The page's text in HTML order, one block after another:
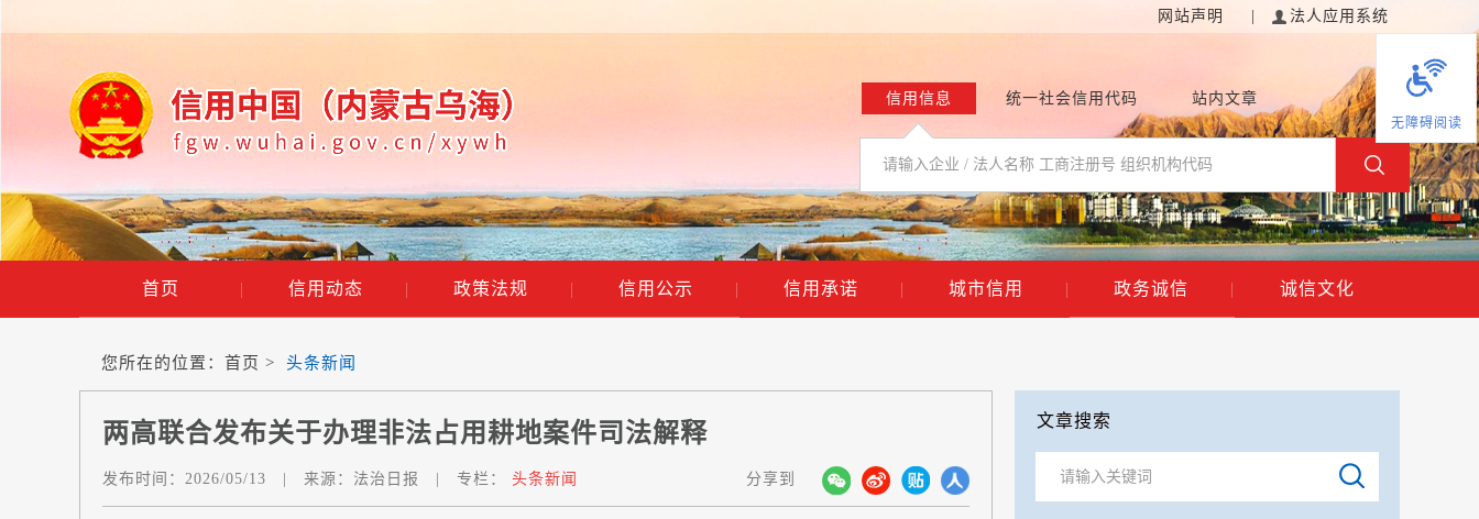
网站声明 法人应用系统
信用信息 统一社会信用代码 站内文章
无障碍阅读
首页 | 信用动态 | 政策法规 | 信用公示 | 信用承诺 | 城市信用 | 政务诚信 | 诚信文化
您所在的位置： 首页 > 头条新闻
两高联合发布关于办理非法占用耕地案件司法解释
发布时间： 2026/05/13 来源： 法治日报 专栏： 头条新闻 分享到
文章搜索